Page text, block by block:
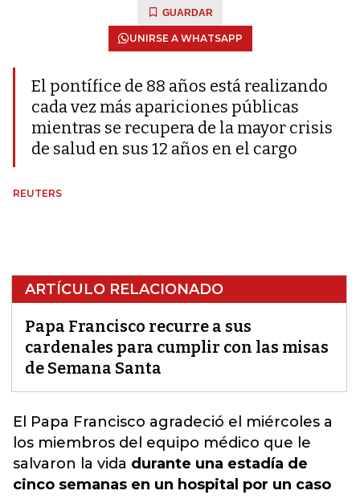
GUARDAR
UNIRSE A WHATSAPP
El pontífice de 88 años está realizando
cada vez más apariciones públicas
mientras se recupera de la mayor crisis
de salud en sus 12 años en el cargo
REUTERS
ARTÍCULO RELACIONADO
Papa Francisco recurre a sus
cardenales para cumplir con las misas
de Semana Santa
El Papa Francisco agradeció el miércoles a
los miembros del equipo médico que le
salvaron la vida durante una estadía de
cinco semanas en un hospital por un caso